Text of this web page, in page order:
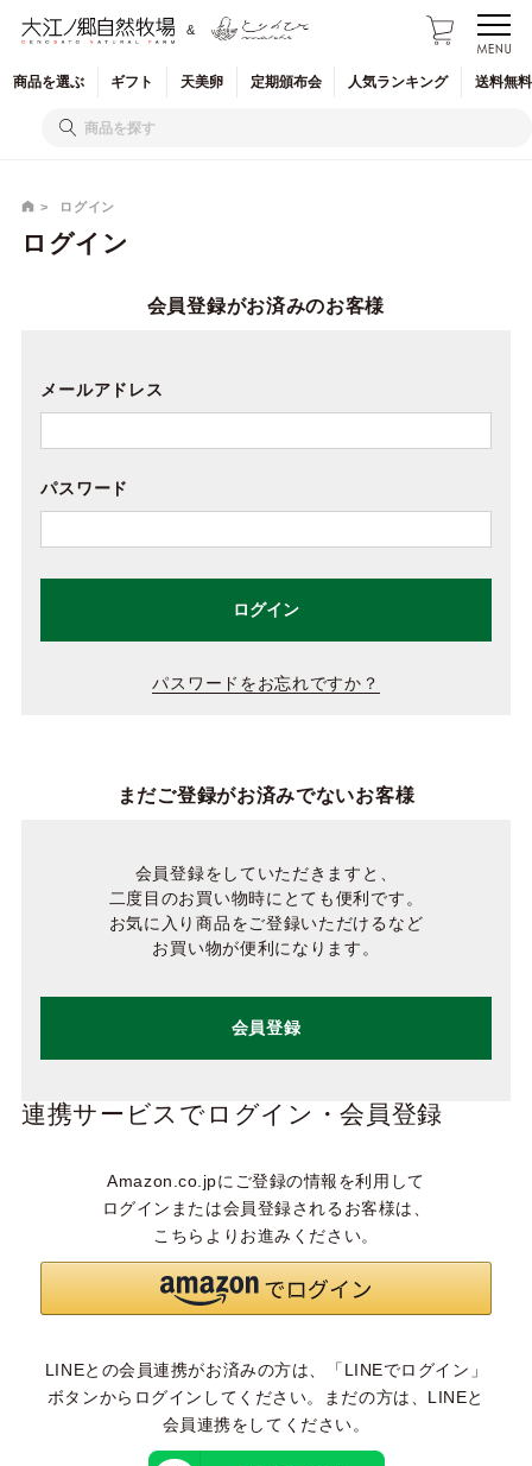
&
商品を選ぶ ギフト 天美卵 定期頒布会 人気ランキング 送料無
ログイン
ログイン
会員登録がお済みのお客様
メールアドレス
パスワード
ログイン
パスワードをお忘れですか？
まだご登録がお済みでないお客様
会員登録をしていただきますと、
二度目のお買い物時にとても便利です。
お気に入り商品をご登録いただけるなど
お買い物が便利になります。
会員登録
連携サービスでログイン・会員登録
Amazon.co.jpにご登録の情報を利用して
ログインまたは会員登録されるお客様は、
こちらよりお進みください。
LINEとの会員連携がお済みの方は、「LINEでログイン」
ボタンからログインしてください。まだの方は、 LINEと
会員連携をしてください。